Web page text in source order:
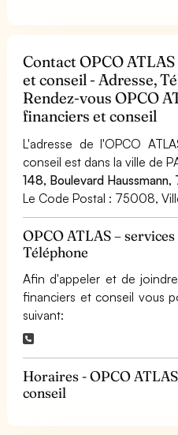
Contact OPCO
et conseil - Adresse,
Rendez-vous OPCO
financiers et conseil
L'adresse de l'OPCO
conseil est dans la ville de
148, Boulevard
Le Code Postal : 75008,
OPCO ATLAS –
Téléphone
Afin d'appeler et de
financiers et conseil vous
suivant:
Horaires - OPCO
conseil